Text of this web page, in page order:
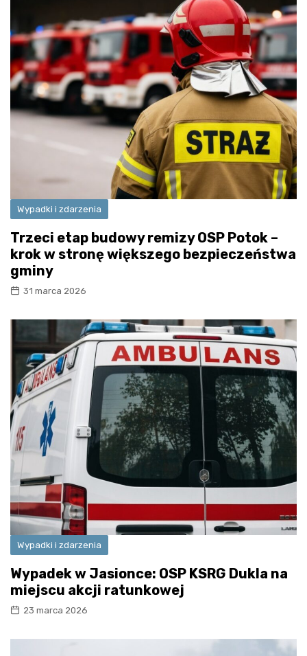
Wypadki i zdarzenia
Trzeci etap budowy remizy OSP Potok –
krok w stronę większego bezpieczeństwa
gminy
31 marca 2026
Wypadki i zdarzenia
Wypadek w Jasionce: OSP KSRG Dukla na
miejscu akcji ratunkowej
23 marca 2026